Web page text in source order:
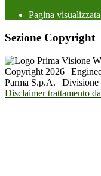
Pagina visualizzata
Sezione Copyright
Copyright 2026 |
Parma S.p.A. |
Disclaimer trattamento